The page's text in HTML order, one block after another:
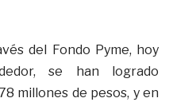
del Fondo Pyme, hoy
se han logrado
millones de pesos, y en